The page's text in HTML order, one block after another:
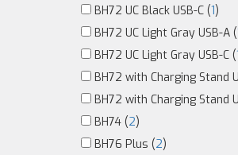
BH72 UC Black USB-C (1)
BH72 UC Light Gray USB-A (
BH72 UC Light Gray USB-C (
BH72 with Charging Stand
BH72 with Charging Stand
BH74 (2)
BH76 Plus (2)